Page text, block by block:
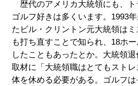
歴代のアメリカ大統領にも、ト
ゴルフ好きは多くいます。1993
たビル・クリントン元大統領は
も打ち直すことで知られ、18ホ
したこともあったとか。大統領
取材に「大統領職はとてもスト
体を休める必要がある。ゴルフ